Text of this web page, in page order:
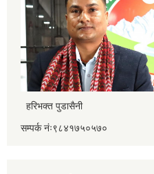
हरिभक्त पुडासैनी
सम्पर्क नंः९८४१७५०५७०